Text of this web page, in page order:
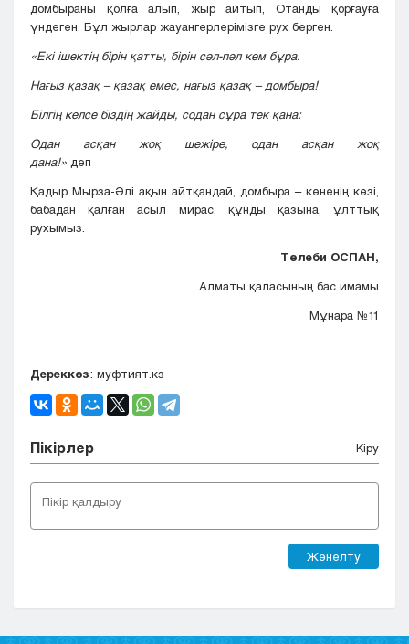
домбыраны қолға алып, жыр айтып, Отанды қорғауға
үндеген. Бұл жырлар жауангерлерімізге рух берген.
«Екі ішектің бірін қатты, бірін сәл-пәл кем бұра.
Нағыз қазақ – қазақ емес, нағыз қазақ – домбыра!
Білгің келсе біздің жайды, содан сұра тек қана:
Одан асқан жоқ шежіре, одан асқан жоқ
дана!» деп
Қадыр Мырза-Әлі ақын айтқандай, домбыра – көненің көзі,
бабадан қалған асыл мирас, құнды қазына, ұлттық
рухымыз.
Төлеби ОСПАН,
Алматы қаласының бас имамы
Мұнара №11
Дереккөз: муфтият.кз
Пікірлер Кіру
Жөнелту